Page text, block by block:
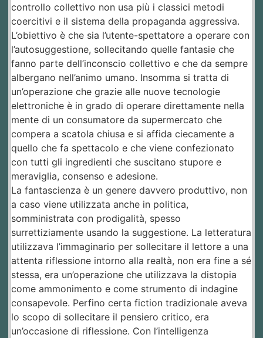
controllo collettivo non usa più i classici metodi
coercitivi e il sistema della propaganda aggressiva.
L’obiettivo è che sia l’utente-spettatore a operare con
l’autosuggestione, sollecitando quelle fantasie che
fanno parte dell’inconscio collettivo e che da sempre
albergano nell’animo umano. Insomma si tratta di
un’operazione che grazie alle nuove tecnologie
elettroniche è in grado di operare direttamente nella
mente di un consumatore da supermercato che
compera a scatola chiusa e si affida ciecamente a
quello che fa spettacolo e che viene confezionato
con tutti gli ingredienti che suscitano stupore e
meraviglia, consenso e adesione.
La fantascienza è un genere davvero produttivo, non
a caso viene utilizzata anche in politica,
somministrata con prodigalità, spesso
surrettiziamente usando la suggestione. La letteratura
utilizzava l’immaginario per sollecitare il lettore a una
attenta riflessione intorno alla realtà, non era fine a sé
stessa, era un’operazione che utilizzava la distopia
come ammonimento e come strumento di indagine
consapevole. Perfino certa fiction tradizionale aveva
lo scopo di sollecitare il pensiero critico, era
un’occasione di riflessione. Con l’intelligenza